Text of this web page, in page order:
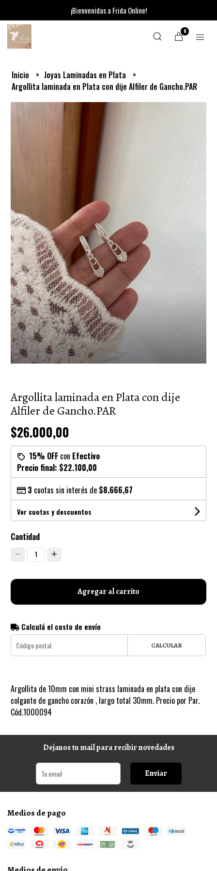
¡Bienvenidas a Frida Online!
0
Inicio
Joyas Laminadas en Plata
Argollita laminada en Plata con dije Alfiler de Gancho.PAR
Argollita laminada en Plata con dije
Alfiler de Gancho.PAR
$26.000,00
15% OFF con Efectivo
Precio final: $22.100,00
3 cuotas sin interés de $8.666,67
Ver cuotas y descuentos
Cantidad
1
Agregar al carrito
Calculá el costo de envío
CALCULAR
Argollita de 10mm con mini strass laminada en plata con dije
colgante de gancho corazón , largo total 30mm. Precio por Par.
Cód.1000094
Dejanos tu mail para recibir novedades
Enviar
Medios de pago